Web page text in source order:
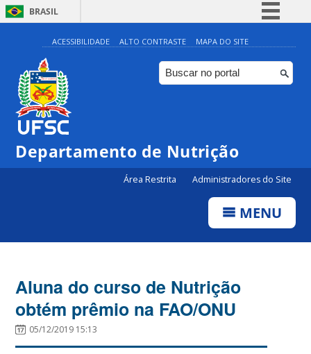
BRASIL
Simplifique!
Comunica BR
Participe
Canais
ACESSIBILIDADE ALTO CONTRASTE MAPA DO SITE
Departamento de Nutrição
Área Restrita Administradores do Site
MENU
Aluna do curso de Nutrição
obtém prêmio na FAO/ONU
05/12/2019 15:13